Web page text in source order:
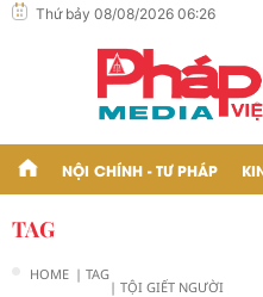
Thứ bảy 08/08/2026 06:26
NỘI CHÍNH - TƯ PHÁP
TAG
HOME | TAG
| TỘI GIẾT NGƯỜI